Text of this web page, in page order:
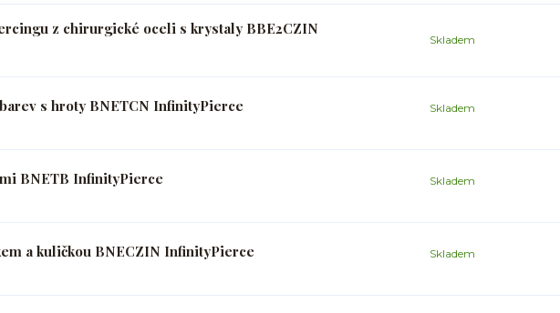
z chirurgické oceli s krystaly BBE2CZIN
Skladem
s hroty BNETCN InfinityPierce Skladem
BNETB InfinityPierce Skladem
a kuličkou BNECZIN InfinityPierce Skladem